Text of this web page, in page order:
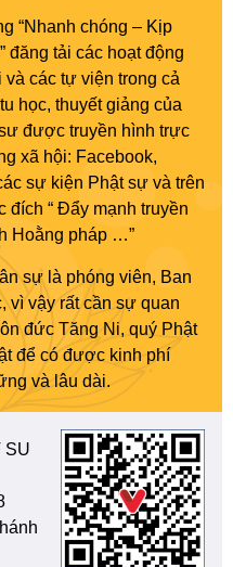
“Nhanh chóng – Kịp
đăng tải các hoạt động
các tự viện trong cả
học, thuyết giảng của
được truyền hình trực
xã hội: Facebook,
sự kiện Phật sự và trên
đích “ Đẩy mạnh truyền
Hoằng pháp …”
sự là phóng viên, Ban
vì vậy rất cần sự quan
đức Tăng Ni, quý Phật
để có được kinh phí
và lâu dài.
SU